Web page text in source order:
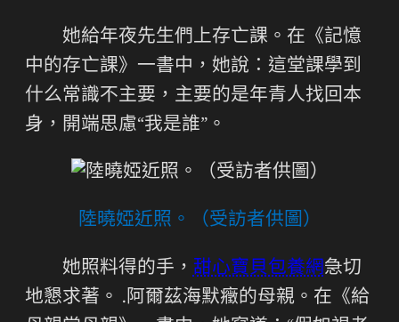
她給年夜先生們上存亡課。在《記憶
中的存亡課》一書中，她說：這堂課學到
什么常識不主要，主要的是年青人找回本
身，開端思慮“我是誰”。
陸曉婭近照。（受訪者供圖）
她照料得的手， 甜心寶貝包養網急切
地懇求著。 .阿爾茲海默癥的母親。在《給